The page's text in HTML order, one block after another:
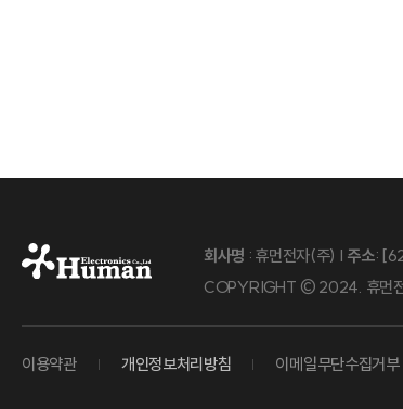
회사명 : 휴먼전자(주) | 주소:
COPYRIGHT © 2024. 휴먼
이용약관 개인정보처리방침 이메일무단수집거부